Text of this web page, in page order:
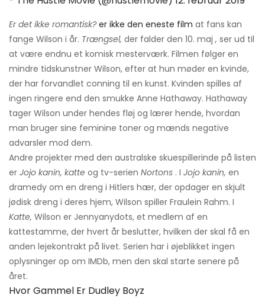
Er det ikke romantisk? er ikke den eneste film at fans kan
fange Wilson i år. Trængsel, der falder den 10. maj , ser ud til
at være endnu et komisk mesterværk. Filmen følger en
mindre tidskunstner Wilson, efter at hun møder en kvinde,
der har forvandlet conning til en kunst. Kvinden spilles af
ingen ringere end den smukke Anne Hathaway. Hathaway
tager Wilson under hendes fløj og lærer hende, hvordan
man bruger sine feminine toner og mænds negative
advarsler mod dem.
Andre projekter med den australske skuespillerinde på listen
er Jojo kanin, katte og tv-serien Nortons . I Jojo kanin, en
dramedy om en dreng i Hitlers hær, der opdager en skjult
jødisk dreng i deres hjem, Wilson spiller Fraulein Rahm. I
Katte, Wilson er Jennyanydots, et medlem af en
kattestamme, der hvert år beslutter, hvilken der skal få en
anden lejekontrakt på livet. Serien har i øjeblikket ingen
oplysninger op om IMDb, men den skal starte senere på
året.
Hvor Gammel Er Dudley Boyz